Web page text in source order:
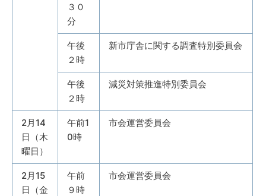
３０
分
午後
２時
新市庁舎に関する調査特別委員会
午後
２時
減災対策推進特別委員会
2月14
日（木
曜日）
午前1
0時
市会運営委員会
2月15
日（金
午前
９時
市会運営委員会